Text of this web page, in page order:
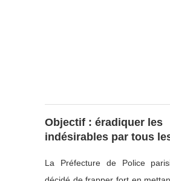
Objectif : éradiquer les
indésirables par tous
La Préfecture de Police